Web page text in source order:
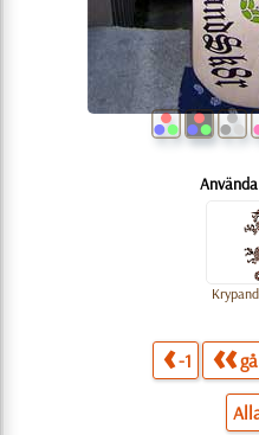
-1